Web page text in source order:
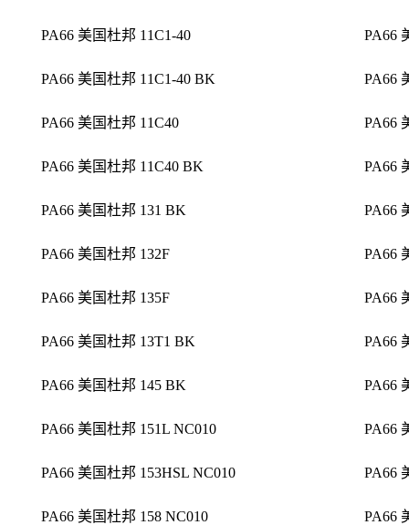
PA66 美国杜邦 11C1-40 PA66
PA66 美国杜邦 11C1-40 BK PA66
PA66 美国杜邦 11C40 PA66
PA66 美国杜邦 11C40 BK PA66
PA66 美国杜邦 131 BK PA66
PA66 美国杜邦 132F PA66
PA66 美国杜邦 135F PA66
PA66 美国杜邦 13T1 BK PA66
PA66 美国杜邦 145 BK PA66
PA66 美国杜邦 151L NC010 PA66
PA66 美国杜邦 153HSL NC010 PA66
PA66 美国杜邦 158 NC010 PA66